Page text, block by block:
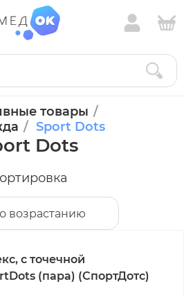
товары
Sport Dots
Dots
возрастанию
с точечной
(пара) (СпортДотс)